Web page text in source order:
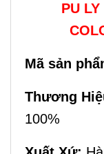
PU
Mã sản
Thương
100%